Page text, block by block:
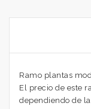
Ramo plantas
El precio de este
dependiendo de